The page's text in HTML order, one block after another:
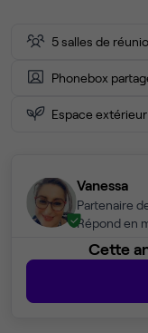
5 salles de
Phonebox
Espace extérieur
Vanessa
Partenaire
Répond en
Cette